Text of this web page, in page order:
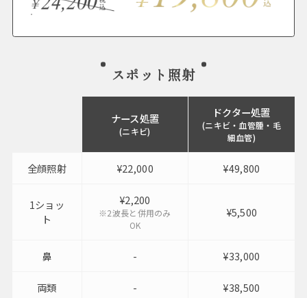
スポット照射
ナース処置
(ニキビ)
ドクター処置
(ニキビ・血管腫・毛
細血管)
全顔照射 ¥22,000 ¥49,800
1ショッ
ト
¥2,200
※2波長と併用のみ
OK
¥5,500
鼻 - ¥33,000
両類 - ¥38,500